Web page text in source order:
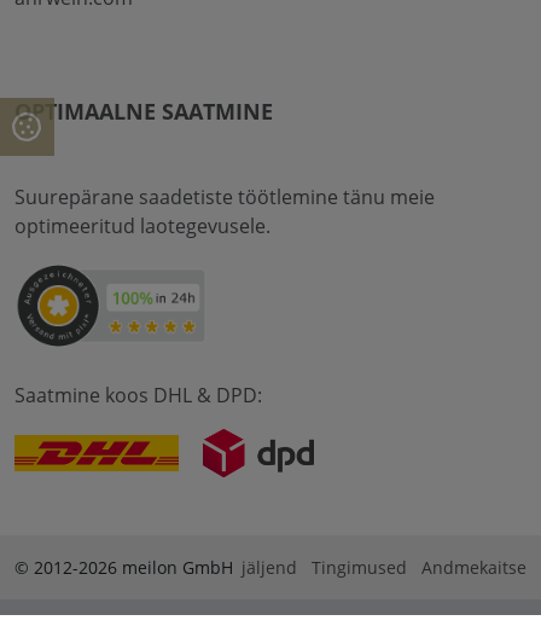
OPTIMAALNE SAATMINE
Suurepärane saadetiste töötlemine tänu meie
optimeeritud laotegevusele.
Saatmine koos DHL & DPD:
© 2012-2026 meilon GmbH jäljend Tingimused Andmekaitse